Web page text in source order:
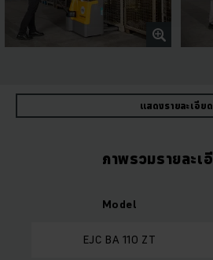
แสดงรายละเอียด
ภาพรวมรายละเ
Model
EJC BA 110 ZT